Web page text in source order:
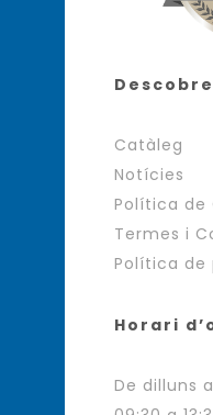
Catàleg
Notícies
Política de
Termes i
Política
Horari
De dilluns